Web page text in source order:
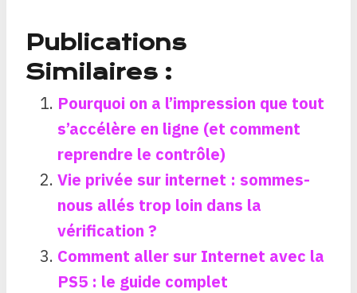
Publications
Similaires :
Pourquoi on a l’impression que tout
s’accélère en ligne (et comment
reprendre le contrôle)
Vie privée sur internet : sommes-
nous allés trop loin dans la
vérification ?
Comment aller sur Internet avec la
PS5 : le guide complet